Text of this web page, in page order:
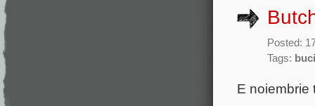
Posted:
Tags:
E noiembrie